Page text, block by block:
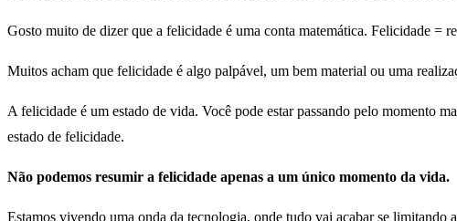
Gosto muito de dizer que a felicidade é uma conta matemática. Felicidade =
Muitos acham que felicidade é algo palpável, um bem material ou uma
A felicidade é um estado de vida. Você pode estar passando pelo momento
estado de felicidade.
Não podemos resumir a felicidade apenas a um único momento da vida.
Estamos vivendo uma onda da tecnologia, onde tudo vai acabar se